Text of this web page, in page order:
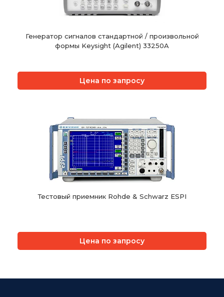
Генератор сигналов стандартной / произвольной
формы Keysight (Agilent) 33250A
Цена по запросу
Тестовый приемник Rohde & Schwarz ESPI
Цена по запросу